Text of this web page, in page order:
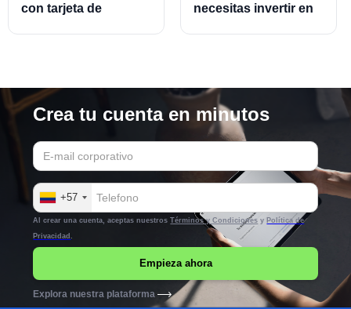
con tarjeta de
necesitas invertir en
Crea tu cuenta en minutos
+57
Al crear una cuenta, aceptas nuestrosTérminos y Condiciones y Política de
Privacidad
Explora nuestra plataforma